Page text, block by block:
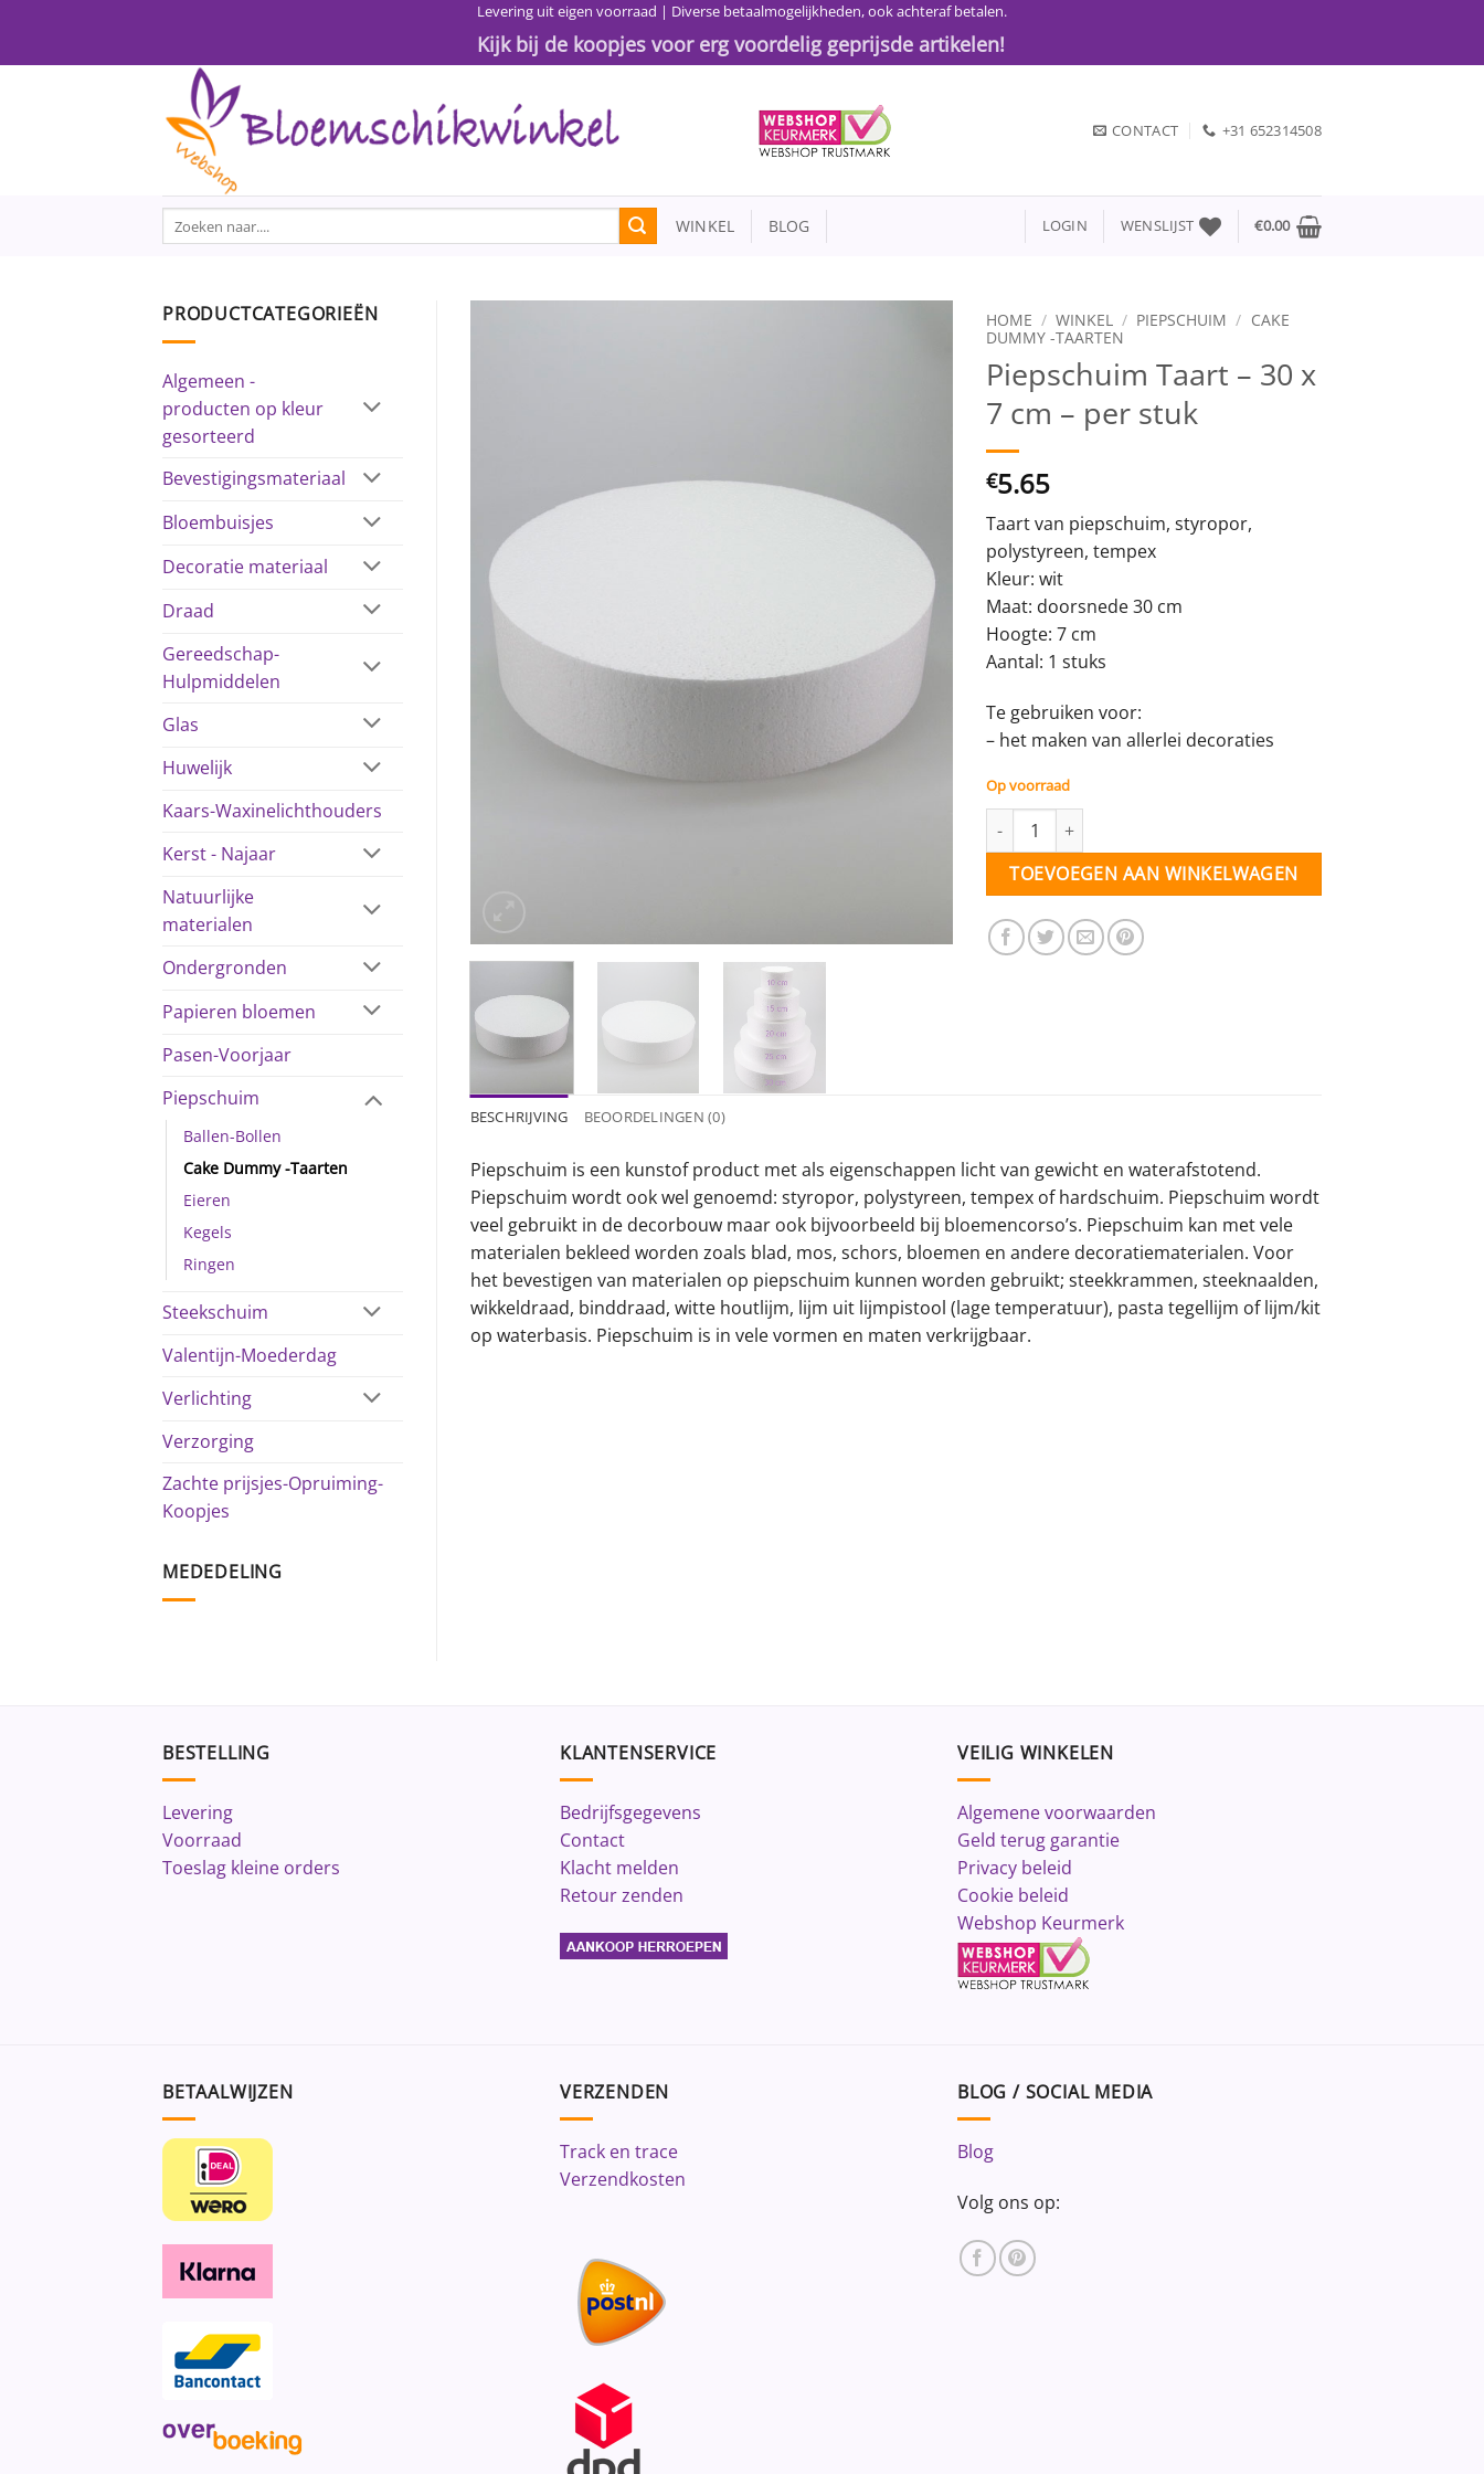
inhoud
Levering uit eigen voorraad | Diverse betaalmogelijkheden, ook achteraf betalen.
Kijk bij de koopjes voor erg voordelig geprijsde artikelen!
CONTACT +31 652314508
Zoeken
naar:
WINKEL BLOG LOGIN WENSLIJST €0.00
PRODUCTCATEGORIEËN
Algemeen -
producten op kleur
gesorteerd
Bevestigingsmateriaal
Bloembuisjes
Decoratie materiaal
Draad
Gereedschap-
Hulpmiddelen
Glas
Huwelijk
Kaars-Waxinelichthouders
Kerst - Najaar
Natuurlijke
materialen
Ondergronden
Papieren bloemen
Pasen-Voorjaar
Piepschuim
Ballen-Bollen
Cake Dummy -Taarten
Eieren
Kegels
Ringen
Steekschuim
Valentijn-Moederdag
Verlichting
Verzorging
Zachte prijsjes-Opruiming-
Koopjes
MEDEDELING
HOME / WINKEL / PIEPSCHUIM / CAKE
DUMMY -TAARTEN
Piepschuim Taart – 30 x
7 cm – per stuk
€5.65
Taart van piepschuim, styropor,
polystyreen, tempex
Kleur: wit
Maat: doorsnede 30 cm
Hoogte: 7 cm
Aantal: 1 stuks
Te gebruiken voor:
– het maken van allerlei decoraties
Op voorraad
Piepschuim Taart - 30 x 7 cm - per stuk aantal
TOEVOEGEN AAN WINKELWAGEN
BESCHRIJVING BEOORDELINGEN (0)
Piepschuim is een kunstof product met als eigenschappen licht van gewicht en waterafstotend.
Piepschuim wordt ook wel genoemd: styropor, polystyreen, tempex of hardschuim. Piepschuim wordt
veel gebruikt in de decorbouw maar ook bijvoorbeeld bij bloemencorso’s. Piepschuim kan met vele
materialen bekleed worden zoals blad, mos, schors, bloemen en andere decoratiematerialen. Voor
het bevestigen van materialen op piepschuim kunnen worden gebruikt; steekkrammen, steeknaalden,
wikkeldraad, binddraad, witte houtlijm, lijm uit lijmpistool (lage temperatuur), pasta tegellijm of lijm/kit
op waterbasis. Piepschuim is in vele vormen en maten verkrijgbaar.
BESTELLING
Levering
Voorraad
Toeslag kleine orders
KLANTENSERVICE
Bedrijfsgegevens
Contact
Klacht melden
Retour zenden
VEILIG WINKELEN
Algemene voorwaarden
Geld terug garantie
Privacy beleid
Cookie beleid
Webshop Keurmerk
BETAALWIJZEN VERZENDEN
Track en trace
Verzendkosten
BLOG / SOCIAL MEDIA
Blog
Volg ons op: